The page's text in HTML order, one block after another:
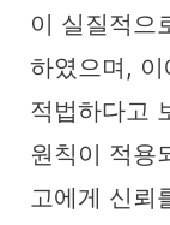
이 실질적으
하였으며,
적법하다고
원칙이 적용
고에게 신뢰